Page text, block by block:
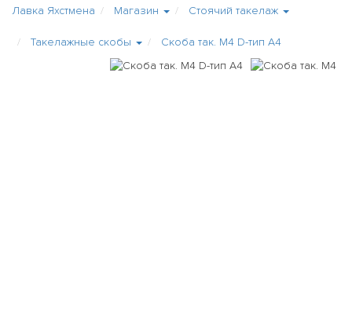
Лавка Яхстмена Магазин Стоячий такелаж
Такелажные скобы Скоба так. М4 D-тип A4